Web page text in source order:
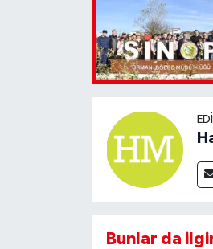
Bunlar da